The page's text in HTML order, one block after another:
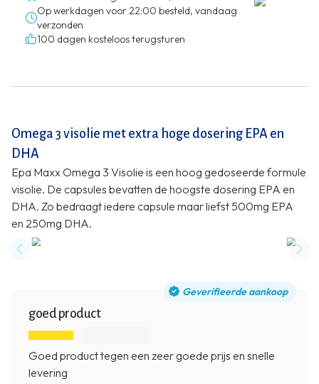
Op werkdagen voor 22:00 besteld, vandaag
verzonden
100 dagen kosteloos terugsturen
Omega 3 visolie met extra hoge dosering EPA en
DHA
Epa Maxx Omega 3 Visolie is een hoog gedoseerde formule
visolie. De capsules bevatten de hoogste dosering EPA en
DHA. Zo bedraagt iedere capsule maar liefst 500mg EPA
en 250mg DHA.
Previous slide
Geverifieerde aankoop
goed product
Goed product tegen een zeer goede prijs en snelle
levering